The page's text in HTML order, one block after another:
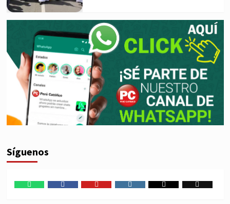
Síguenos